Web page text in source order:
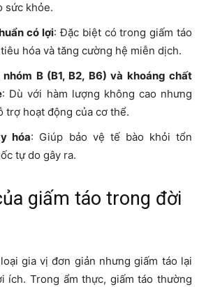
sức khỏe.
có lợi: Đặc biệt có trong giấm táo
hóa và tăng cường hệ miễn dịch.
B (B1, B2, B6) và khoáng chất
: Dù với hàm lượng không cao nhưng
trợ hoạt động của cơ thể.
hóa: Giúp bảo vệ tế bào khỏi tổn
tự do gây ra.
giấm táo trong đời
gia vị đơn giản nhưng giấm táo lại
ích. Trong ẩm thực, giấm táo thường